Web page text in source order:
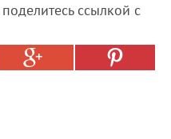
ссылкой с